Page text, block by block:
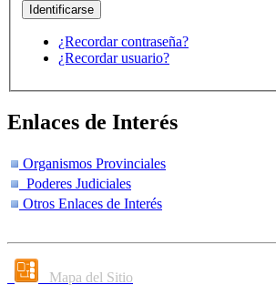
¿Recordar contraseña?
¿Recordar usuario?
Enlaces de Interés
Organismos Provinciales
Poderes Judiciales
Otros Enlaces de Interés
Mapa del Sitio